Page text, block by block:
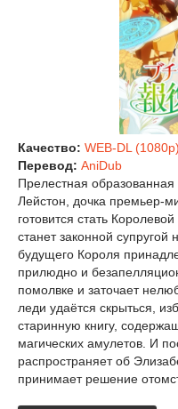
Качество: WEB-DL (1080p)
Перевод: AniDub
Прелестная
Лейстон, дочка премьер-
готовится стать
станет законной
будущего Короля
прилюдно и
помолвке и заточает
леди удаётся скрыться,
старинную книгу,
магических амулетов. И
распространяет об
принимает решение